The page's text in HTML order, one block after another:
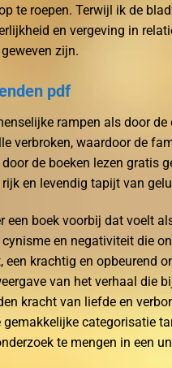
te roepen. Terwijl ik de
en vergeving in
zijn.
pdf
rampen als door
verbroken, waardoor de
de boeken lezen gratis
en levendig tapijt van
een boek voorbij dat voelt
en negativiteit die
een krachtig en opbeurend
van het verhaal die
kracht van liefde en
gemakkelijke categorisatie
te mengen in een